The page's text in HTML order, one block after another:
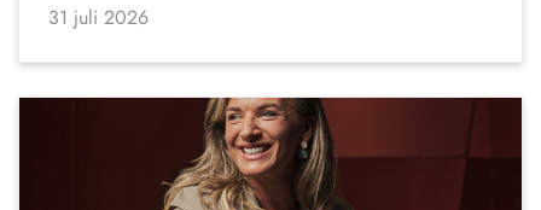
31 juli 2026